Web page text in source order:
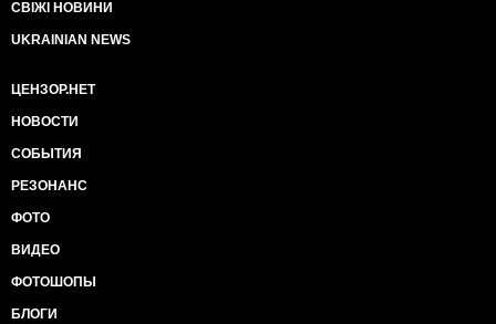
СВІЖІ НОВИНИ
UKRAINIAN NEWS
ЦЕНЗОР.НЕТ
НОВОСТИ
СОБЫТИЯ
РЕЗОНАНС
ФОТО
ВИДЕО
ФОТОШОПЫ
БЛОГИ